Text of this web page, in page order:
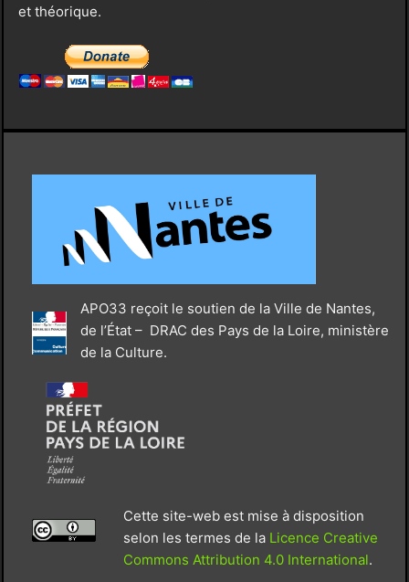
et théorique.
APO33 reçoit le soutien de la Ville de Nantes,
de l’État – DRAC des Pays de la Loire, ministère
de la Culture.
Cette site-web est mise à disposition
selon les termes de la Licence Creative
Commons Attribution 4.0 International.